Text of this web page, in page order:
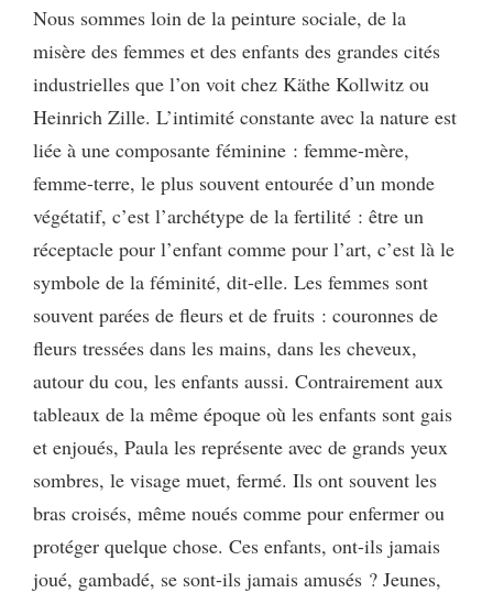
Nous sommes loin de la peinture sociale, de la
misère des femmes et des enfants des grandes cités
industrielles que l’on voit chez Käthe Kollwitz ou
Heinrich Zille. L’intimité constante avec la nature est
liée à une composante féminine : femme-mère,
femme-terre, le plus souvent entourée d’un monde
végétatif, c’est l’archétype de la fertilité : être un
réceptacle pour l’enfant comme pour l’art, c’est là le
symbole de la féminité, dit-elle. Les femmes sont
souvent parées de fleurs et de fruits : couronnes de
fleurs tressées dans les mains, dans les cheveux,
autour du cou, les enfants aussi. Contrairement aux
tableaux de la même époque où les enfants sont gais
et enjoués, Paula les représente avec de grands yeux
sombres, le visage muet, fermé. Ils ont souvent les
bras croisés, même noués comme pour enfermer ou
protéger quelque chose. Ces enfants, ont-ils jamais
joué, gambadé, se sont-ils jamais amusés ? Jeunes,